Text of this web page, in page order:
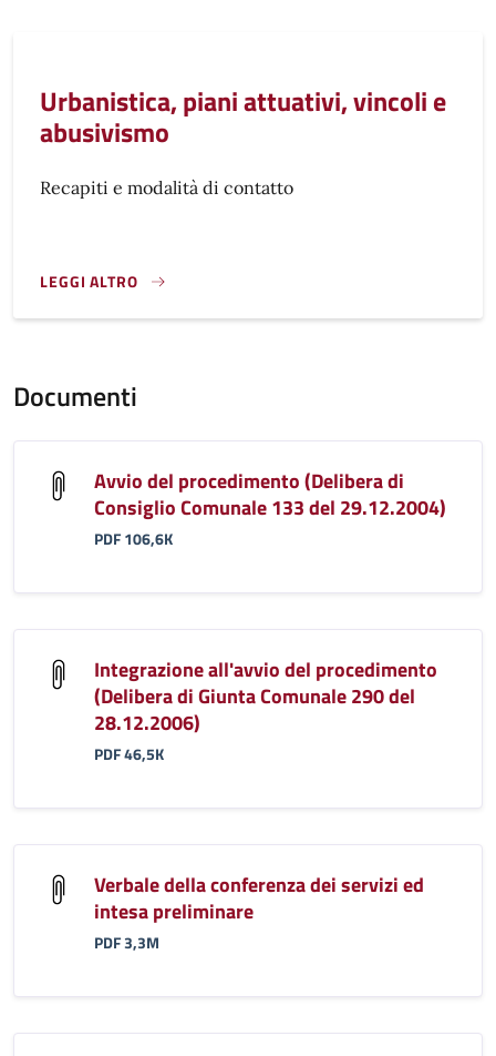
Urbanistica, piani attuativi, vincoli e
abusivismo
Recapiti e modalità di contatto
LEGGI ALTRO
}
Documenti
Avvio del procedimento (Delibera di
Consiglio Comunale 133 del 29.12.2004)
PDF 106,6K
Integrazione all'avvio del procedimento
(Delibera di Giunta Comunale 290 del
28.12.2006)
PDF 46,5K
Verbale della conferenza dei servizi ed
intesa preliminare
PDF 3,3M